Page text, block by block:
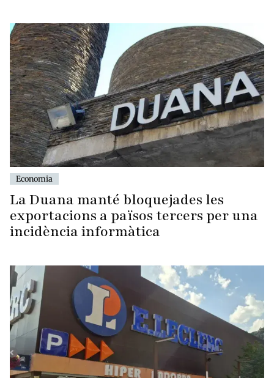
Economia
La Duana manté bloquejades les
exportacions a països tercers per una
incidència informàtica